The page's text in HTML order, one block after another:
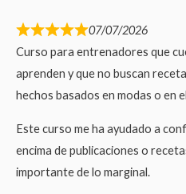
07/07/2026
Curso para entrenadores que
aprenden y que no buscan
hechos basados en modas o en
Este curso me ha ayudado a
encima de publicaciones o
importante de lo marginal.